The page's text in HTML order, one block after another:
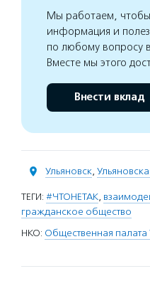
Мы работаем, чтобы
информация и
по любому вопросу
Вместе мы этого
Внести вклад
Ульяновск,
ТЕГИ: #ЧТОНЕТАК,
гражданское общество
НКО: Общественная палата